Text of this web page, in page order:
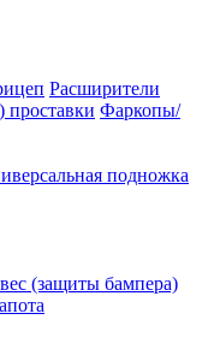
Расширители
проставки Фаркопы/
подножка
(защиты бампера)